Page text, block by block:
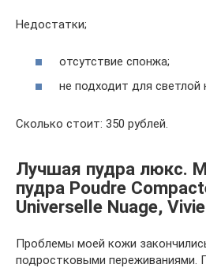
Недостатки;
отсутствие спонжа;
не подходит для светлой
Сколько стоит: 350 рублей.
Лучшая пудра люкс.
пудра Poudre
Universelle Nuage,
Проблемы моей кожи
подростковыми переживаниями.